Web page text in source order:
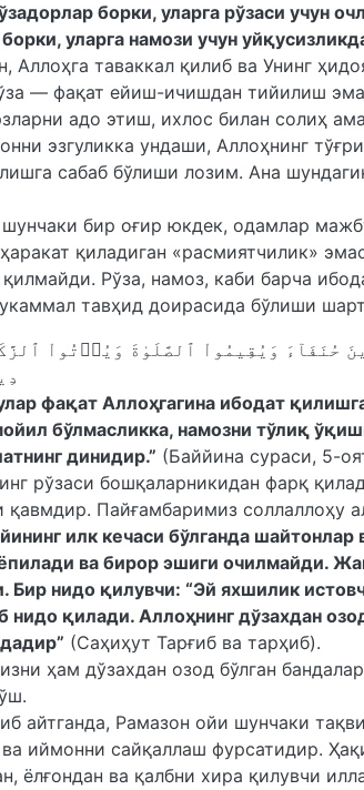
борки, уларга рўзаси учун
уларга намози учун
Аллоҳга таваккал қилиб ва Унинг
— фақат ейиш-ичишдан тийилиш
адо этиш, ихлос билан солиҳ
эзгуликка ундаши, Аллоҳнинг
сабаб бўлиши лозим. Ана
бир оғир юкдек, одамлар
қиладиган «расмиятчилик»
қилмайди. Рўза, намоз, каби барча
тавҳид доирасида бўлиши
حُنَفَآءَ وَيُقِيمُواْ ٱلصَّلَوٰةَ وَيُؤۡتُواْ
фақат Аллоҳгагина ибодат
бўлмасликка, намозни тўлиқ
динидир.” (Баййина сураси, 5-
рўзаси бошқаларникидан фарқ
Пайғамбаримиз соллаллоҳу
илк кечаси бўлганда
ва бирор эшиги очилмайди.
Бир нидо қилувчи: “Эй яхшилик
нидо қилади. Аллоҳнинг дўзахдан
(Саҳиҳут Тарғиб ва тарҳиб).
ҳам дўзахдан озод бўлган
айтганда, Рамазон ойи шунчаки
иймонни сайқаллаш фурсатидир.
ёлғондан ва қалбни хира қилувчи